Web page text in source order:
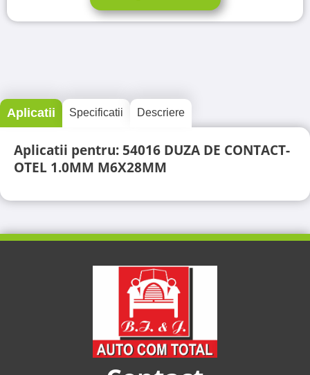
Aplicatii Specificatii Descriere
Aplicatii pentru: 54016 DUZA DE CONTACT-
OTEL 1.0MM M6X28MM